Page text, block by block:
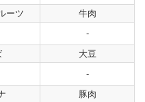
ーツ
牛肉
-
大豆
-
豚肉